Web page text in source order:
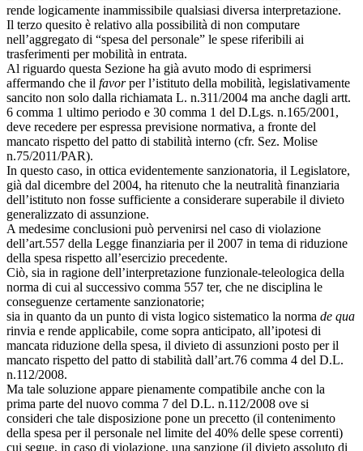
rende logicamente inammissibile qualsiasi diversa interpretazione.
Il terzo quesito è relativo alla possibilità di non computare
nell’aggregato di “spesa del personale” le spese riferibili ai
trasferimenti per mobilità in entrata.
Al riguardo questa Sezione ha già avuto modo di esprimersi
affermando che il favorper l’istituto della mobilità, legislativamente
sancito non solo dalla richiamata L. n.311/2004 ma anche dagli artt.
6 comma 1 ultimo periodo e 30 comma 1 del D.Lgs. n.165/2001,
deve recedere per espressa previsione normativa, a fronte del
mancato rispetto del patto di stabilità interno (cfr. Sez. Molise
n.75/2011/PAR).
In questo caso, in ottica evidentemente sanzionatoria, il Legislatore,
già dal dicembre del 2004, ha ritenuto che la neutralità finanziaria
dell’istituto non fosse sufficiente a considerare superabile il divieto
generalizzato di assunzione.
A medesime conclusioni può pervenirsi nel caso di violazione
dell’art.557 della Legge finanziaria per il 2007 in tema di riduzione
della spesa rispetto all’esercizio precedente.
Ciò, sia in ragione dell’interpretazione funzionale-teleologica della
norma di cui al successivo comma 557 ter, che ne disciplina le
conseguenze certamente sanzionatorie;
sia in quanto da un punto di vista logico sistematico la norma de qua
rinvia e rende applicabile, come sopra anticipato, all’ipotesi di
mancata riduzione della spesa, il divieto di assunzioni posto per il
mancato rispetto del patto di stabilità dall’art.76 comma 4 del D.L.
n.112/2008.
Ma tale soluzione appare pienamente compatibile anche con la
prima parte del nuovo comma 7 del D.L. n.112/2008 ove si
consideri che tale disposizione pone un precetto (il contenimento
della spesa per il personale nel limite del 40% delle spese correnti)
cui segue, in caso di violazione, una sanzione (il divieto assoluto di